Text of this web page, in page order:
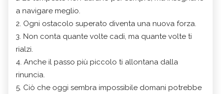
a navigare meglio.
2. Ogni ostacolo superato diventa una nuova forza.
3. Non conta quante volte cadi, ma quante volte ti
rialzi.
4. Anche il passo più piccolo ti allontana dalla
rinuncia.
5. Ciò che oggi sembra impossibile domani potrebbe